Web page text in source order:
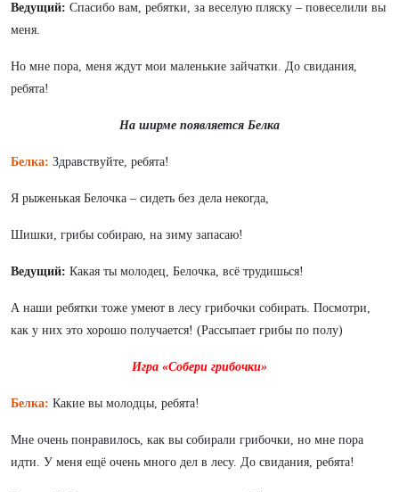
Ведущий: Спасибо вам, ребятки, за веселую пляску – повеселили вы
меня.
Но мне пора, меня ждут мои маленькие зайчатки. До свидания,
ребята!
На ширме появляется Белка
Белка: Здравствуйте, ребята!
Я рыженькая Белочка – сидеть без дела некогда,
Шишки, грибы собираю, на зиму запасаю!
Ведущий: Какая ты молодец, Белочка, всё трудишься!
А наши ребятки тоже умеют в лесу грибочки собирать. Посмотри,
как у них это хорошо получается! (Рассыпает грибы по полу)
Игра «Собери грибочки»
Белка: Какие вы молодцы, ребята!
Мне очень понравилось, как вы собирали грибочки, но мне пора
идти. У меня ещё очень много дел в лесу. До свидания, ребята!